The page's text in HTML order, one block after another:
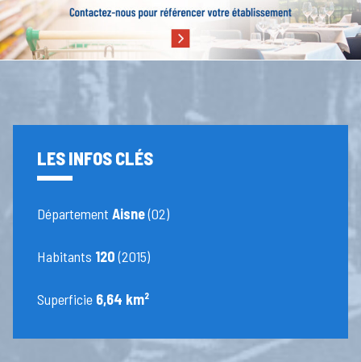
LES INFOS CLÉS
DépartementAisne(02)
Habitants 120(2015)
Superficie 6,64 km²